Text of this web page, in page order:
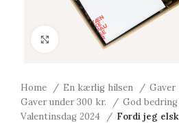
Click to enlarge
Home En kærlig hilsen
Gaver
Gaver under 300 kr.
God bedring
Valentinsdag 2024
Fordi jeg